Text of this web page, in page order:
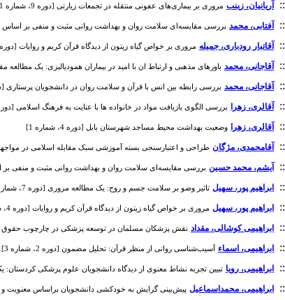
آریانیان، زینب مروری بر بیماری‌های عفونی منتقله در تجمعات زیارتی [دوره 9، شماره 1]
آفتابی، محمد بررسی مقایسه‌ای سلامت روان و بهداشت روانی مثبت و منفی بر اساس
آقاتبار رودباری، جمیله مروری بر خواص گیاه زیتون از دیدگاه قرآن کریم و روایات [دوره 4، شماره 2]
آقاجانی، محمد باورهای مذهبی و ارتباط ان با امید در بیماران همودیالیزی: یک مطالعه مقطعی
آقاجانی، محمد بررسی رابطه بین انس با قرآن و سلامت روان در دانشجویان پرستاری [دوره 1،
آقالری، زهرا بررسی الگوی بازیافت مواد در خانواده ها با عنایت به فرهنگ اسلامی [دوره 1، شماره
آقالری، زهرا وضعیت بهداشت محیط مساجد شهرستان بابل [دوره 4، شماره 1]
آقامحمدی، مژگان طراحی و اعتبارسنجی بسته آموزشی سبک مقابله اسلامی در مواجهه با
آیشم، محمد حسین بررسی مقایسه‌ای سلامت روان و بهداشت روانی مثبت و منفی بر اساس
ابراهیم پور، سهیل تاثیر وضو بر سلامت جسم و روح: یک مطالعه مروری [دوره 7، شماره 2]
ابراهیم پور، سهیل مروری بر خواص گیاه زیتون از دیدگاه قرآن کریم و روایات [دوره 4، شماره 2]
ابراهیمی کوشالی، مقداد نقش پزشکان مسلمان در توسعه پزشکی در چارچوب حقوق اسلامی
ابراهیمی، اسماء آسیب‌شناسی روانی از منظر قرآن: تحلیل مضمون [دوره 2، شماره 3]
ابراهیمی، رویا تبیین تجربه نشاط معنوی از دیدگاه دانشجویان علوم پزشکی کردستان: یک
ابراهیمی، محمداسماعیل پیش‌بینی گرایش به خودکشی دانشجویان براساس ‌معنویت و ارضای